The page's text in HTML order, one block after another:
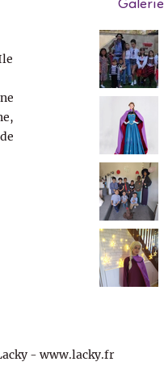
Galerie
- www.lacky.fr